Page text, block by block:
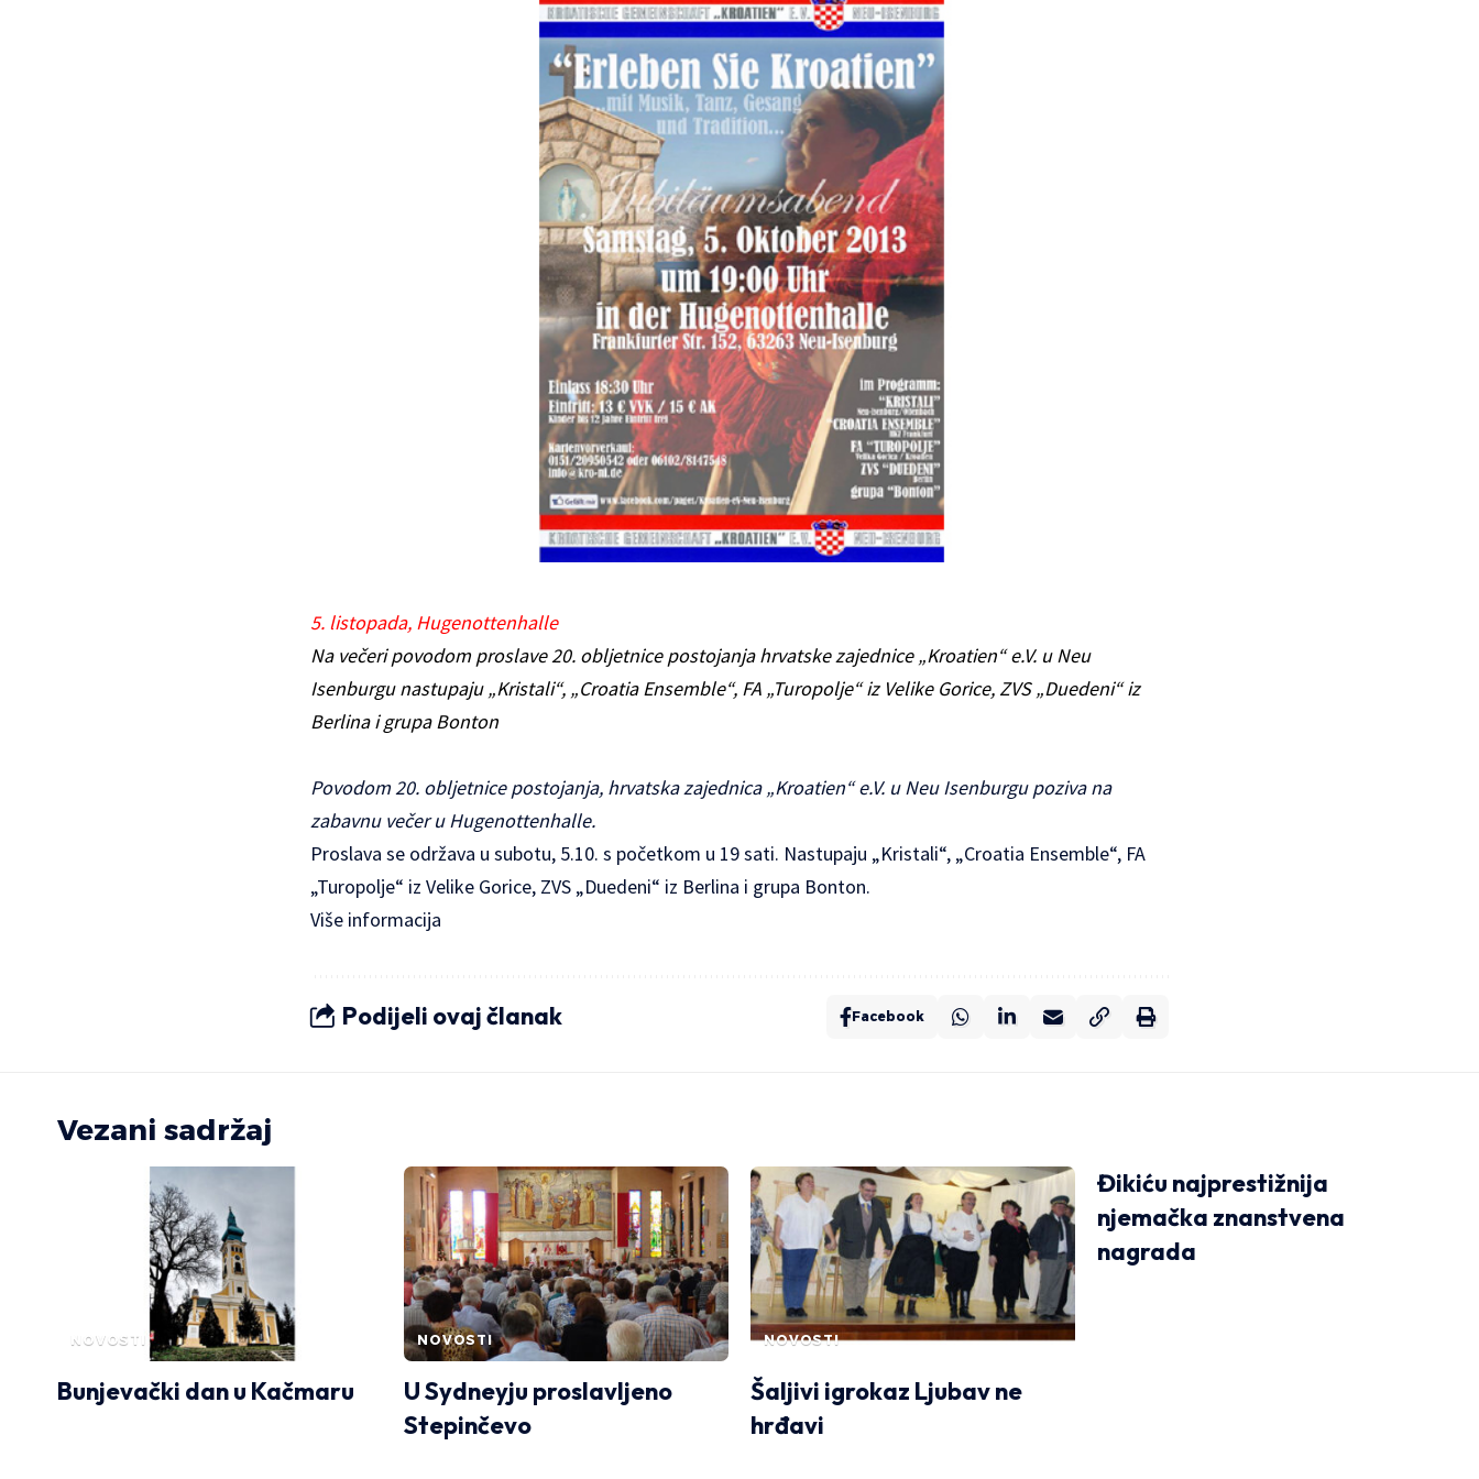
5. listopada, Hugenottenhalle
Na večeri povodom proslave 20. obljetnice postojanja hrvatske zajednice „Kroatien“ e.V. u Neu
Isenburgu nastupaju „Kristali“, „Croatia Ensemble“, FA „Turopolje“ iz Velike Gorice, ZVS „Duedeni“ iz
Berlina i grupa Bonton
Povodom 20. obljetnice postojanja, hrvatska zajednica „Kroatien“ e.V. u Neu Isenburgu poziva na
zabavnu večer u Hugenottenhalle.
Proslava se održava u subotu, 5.10. s početkom u 19 sati. Nastupaju „Kristali“, „Croatia Ensemble“, FA
„Turopolje“ iz Velike Gorice, ZVS „Duedeni“ iz Berlina i grupa Bonton.
Više informacija
Podijeli ovaj članak Facebook
Vezani sadržaj
NOVOSTI
Bunjevački dan u Kačmaru
NOVOSTI
U Sydneyju proslavljeno
Stepinčevo
NOVOSTI
Šaljivi igrokaz Ljubav ne
hrđavi
Đikiću najprestižnija
njemačka znanstvena
nagrada